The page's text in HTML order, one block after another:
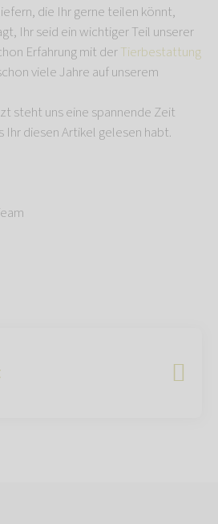
die Ihr gerne teilen könnt,
Ihr seid ein wichtiger Teil unserer
Erfahrung mit derTierbestattung
viele Jahre auf unserem
steht uns eine spannende Zeit
Ihr diesen Artikel gelesen habt.